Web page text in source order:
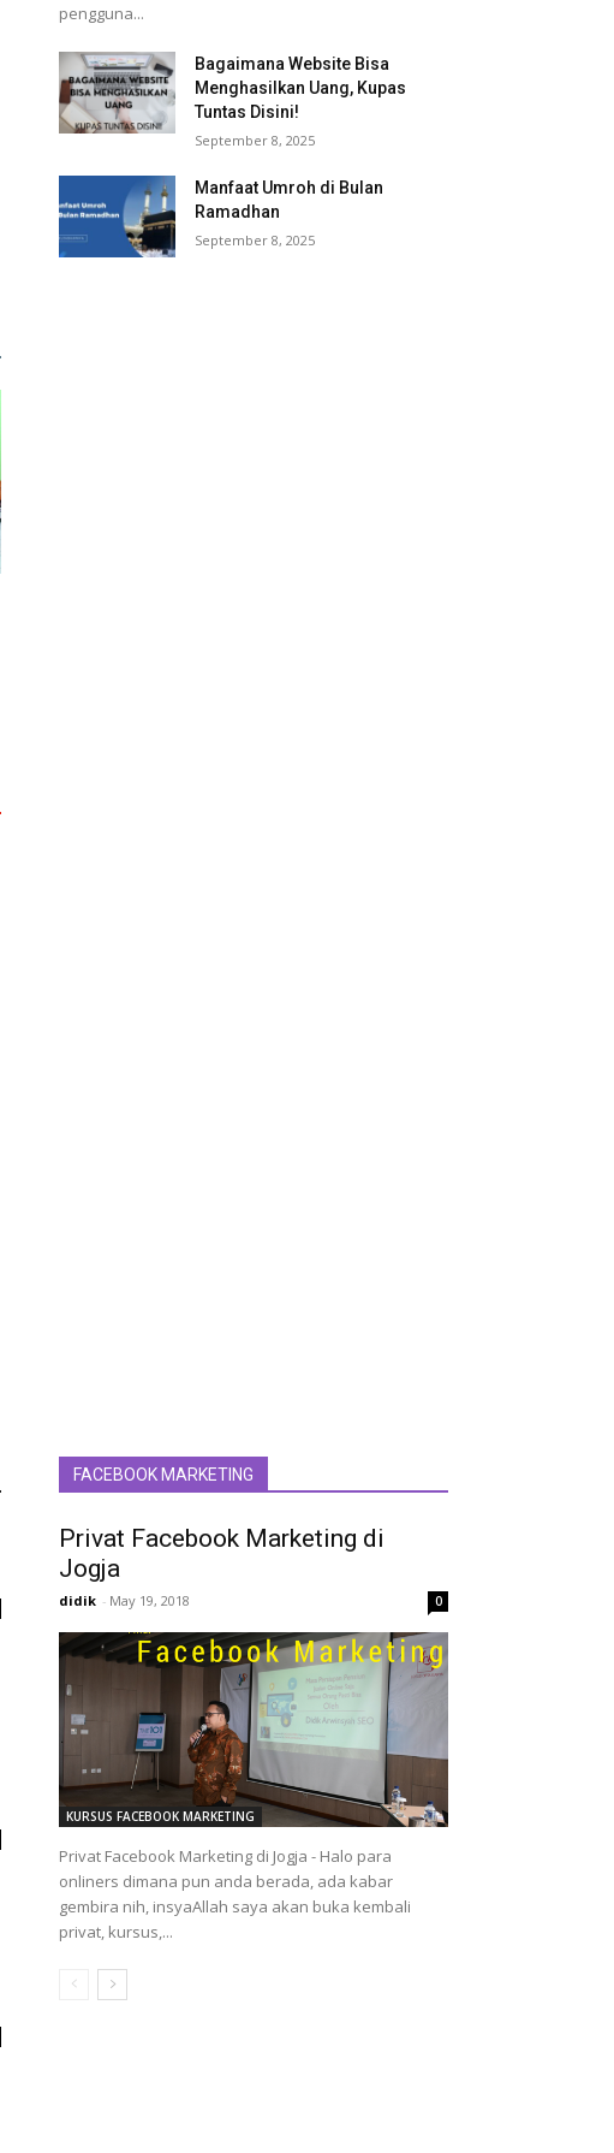
pengguna...
Bagaimana Website Bisa
Menghasilkan Uang, Kupas
Tuntas Disini!
September 8, 2025
Manfaat Umroh di Bulan
Ramadhan
September 8, 2025
FACEBOOK MARKETING
Privat Facebook Marketing di
Jogja
didik - May 19, 2018 0
KURSUS FACEBOOK MARKETING
Privat Facebook Marketing di Jogja - Halo para
onliners dimana pun anda berada, ada kabar
gembira nih, insyaAllah saya akan buka kembali
privat, kursus,...